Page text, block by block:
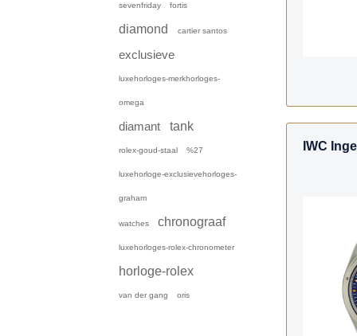
sevenfriday fortis
diamond cartier santos
exclusieve
luxehorloges-merkhorloges-
omega
diamant tank
rolex-goud-staal %27
luxehorloge-exclusievehorloges-
graham
watches chronograaf
luxehorloges-rolex-chronometer
horloge-rolex
van der gang oris
IWC